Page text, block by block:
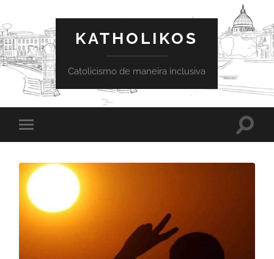
KATHOLIKOS
Catolicismo de maneira inclusiva
Toggle
mobile
Toggle